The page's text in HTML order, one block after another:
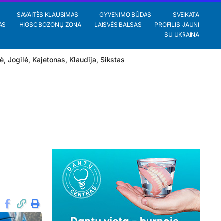
SAVAITĖS KLAUSIMAS GYVENIMO BŪDAS
SVEIKATA
HIGSO BOZONŲ ZONA LAISVĖS BALSAS
PROFILIS_JAUNI
SU UKRAINA
, Jogilė, Kajetonas, Klaudija, Sikstas